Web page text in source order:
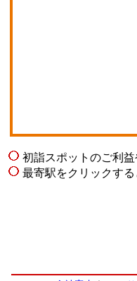
初詣スポットのご利
最寄駅をクリックす